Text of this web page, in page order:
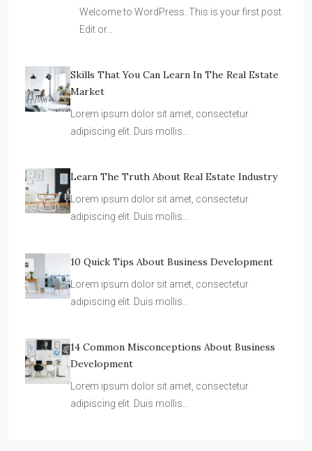
Hello world!
Welcome to WordPress. This is your first post.
Skills That You Can Learn In The Real Estate
Market
Lorem ipsum dolor sit amet, consectetur
Learn The Truth About Real Estate Industry
Lorem ipsum dolor sit amet, consectetur
10 Quick Tips About Business Development
Lorem ipsum dolor sit amet, consectetur
14 Common Misconceptions About Business
Development
Lorem ipsum dolor sit amet, consectetur